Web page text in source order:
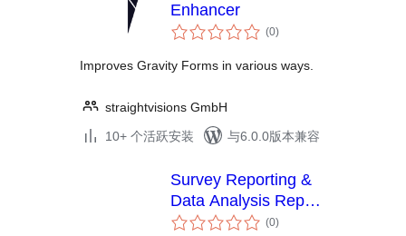
Enhancer
(0总
评)
Improves Gravity Forms in various ways.
straightvisions GmbH
10+ 个活跃安装
与6.0.0版本兼容
Survey Reporting &
Data Analysis Report
Add-On for Gravity
(0总
评)